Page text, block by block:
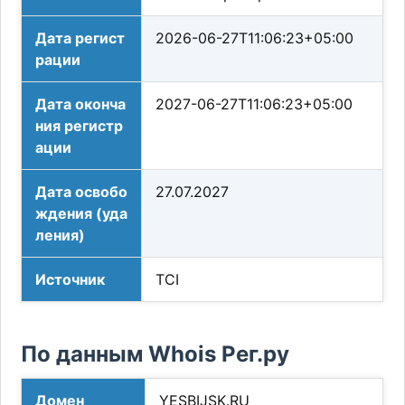
Дата регист
рации
2026-06-27T11:06:23+05:00
Дата оконча
ния регистр
ации
2027-06-27T11:06:23+05:00
Дата освобо
ждения (уда
ления)
27.07.2027
Источник TCI
По данным Whois Рег.ру
Домен YESBIJSK.RU